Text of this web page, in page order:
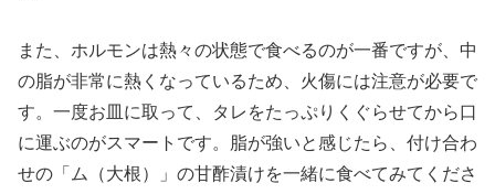
また、ホルモンは熱々の状態で食べるのが一番ですが、中
の脂が非常に熱くなっているため、火傷には注意が必要で
す。一度お皿に取って、タレをたっぷりくぐらせてから口
に運ぶのがスマートです。脂が強いと感じたら、付け合わ
せの「ム（大根）」の甘酢漬けを一緒に食べてみてくださ